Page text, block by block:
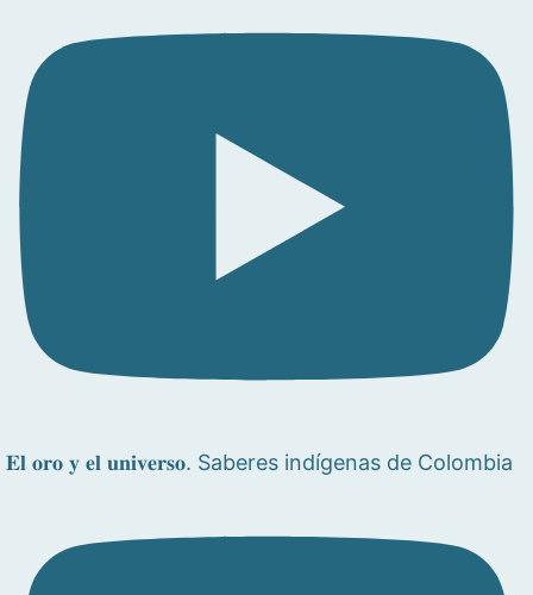
𝐄𝐥 𝐨𝐫𝐨 𝐲 𝐞𝐥 𝐮𝐧𝐢𝐯𝐞𝐫𝐬𝐨. Saberes indígenas de Colombia